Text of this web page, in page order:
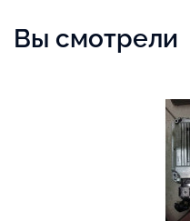
Вы смотрели